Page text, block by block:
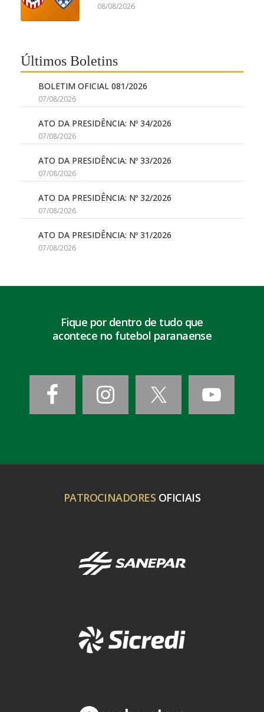
08/08/2026
Últimos Boletins
BOLETIM OFICIAL 081/2026
07/08/2026
ATO DA PRESIDÊNCIA: Nº 34/2026
07/08/2026
ATO DA PRESIDÊNCIA: Nº 33/2026
07/08/2026
ATO DA PRESIDÊNCIA: Nº 32/2026
07/08/2026
ATO DA PRESIDÊNCIA: Nº 31/2026
07/08/2026
Fique por dentro de tudo que
acontece no futebol paranaense
PATROCINADORES OFICIAIS